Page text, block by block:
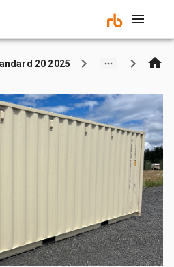
2025 20 ft Standard حاويات تخزين